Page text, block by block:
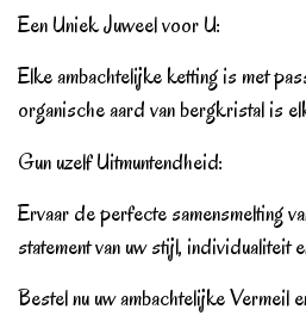
Een Uniek Juweel voor U:
Elke ambachtelijke ketting is met
organische aard van bergkristal is
Gun uzelf Uitmuntendheid:
Ervaar de perfecte samensmelting
statement van uw stijl, individualiteit
Bestel nu uw ambachtelijke Vermeil